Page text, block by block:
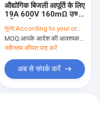
औद्योगिक बिजली आपूर्ति के लिए
19A 600V 160mΩ उच्च
मूल्य:According to your order requirement
MOQ:आपके आदेश की आवश्यकता के अनुसार
नवीनतम कीमत पता करें
अब से संपर्क करें